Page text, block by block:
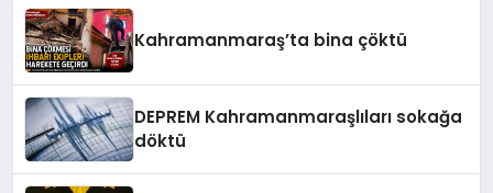
Kahramanmaraş’ta bina çöktü
DEPREM Kahramanmaraşlıları sokağa
döktü